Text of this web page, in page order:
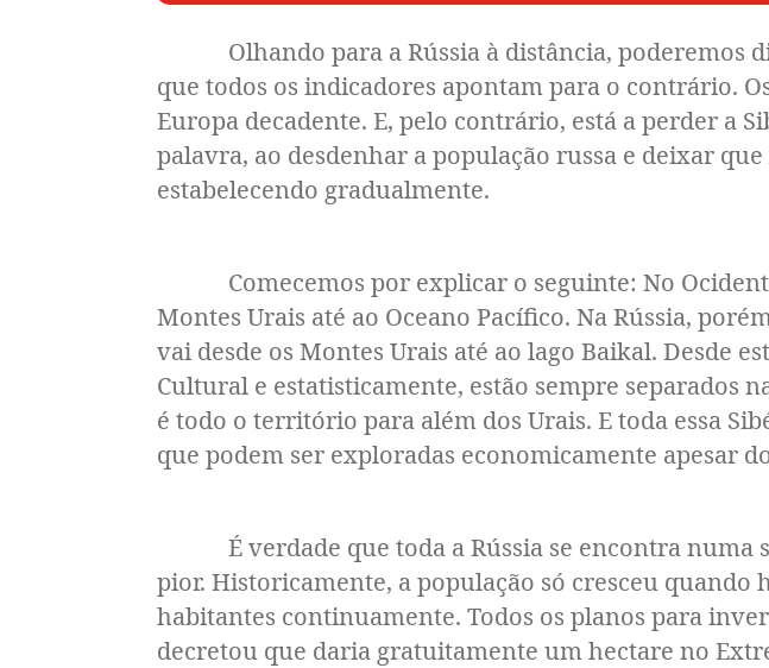
Olhando para a Rússia à distância, poderemos
que todos os indicadores apontam para o contrário.
Europa decadente. E, pelo contrário, está a perder a
palavra, ao desdenhar a população russa e deixar
estabelecendo gradualmente.
Comecemos por explicar o seguinte: No
Montes Urais até ao Oceano Pacífico. Na Rússia,
vai desde os Montes Urais até ao lago Baikal. Desde
Cultural e estatisticamente, estão sempre separados
é todo o território para além dos Urais. E toda essa
que podem ser exploradas economicamente apesar
É verdade que toda a Rússia se encontra numa
pior. Historicamente, a população só cresceu
habitantes continuamente. Todos os planos para
decretou que daria gratuitamente um hectare no